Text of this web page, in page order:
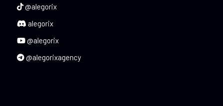
@alegorix
alegorix
@alegorix
@alegorixagency